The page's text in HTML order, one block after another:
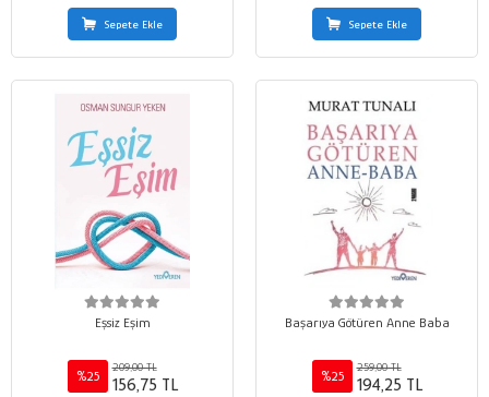
Sepete Ekle Sepete Ekle
Eşsiz Eşim
%25
209,00 TL
156,75 TL
Başarıya Götüren Anne Baba
%25
259,00 TL
194,25 TL